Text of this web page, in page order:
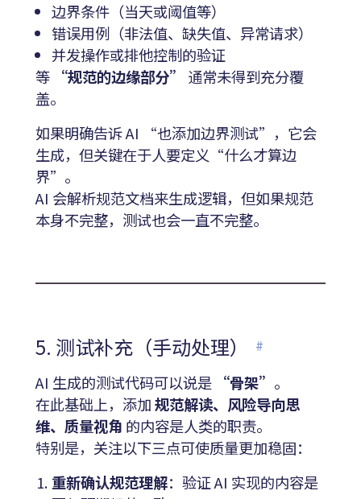
边界条件（当天或阈值等）
错误用例（非法值、缺失值、异常请求）
并发操作或排他控制的验证
等 “规范的边缘部分”
通常未得到充分覆
盖。
如果明确告诉 AI “也添加边界测试”，它会
生成，但关键在于人要定义“什么才算边
界”。
AI 会解析规范文档来生成逻辑，但如果规范
本身不完整，测试也会一直不完整。
5. 测试补充（手动处理） #
AI 生成的测试代码可以说是 “骨架” 。
在此基础上，添加规范解读、风险导向思
维、质量视角 的内容是人类的职责。
特别是，关注以下三点可使质量更加稳固：
重新确认规范理解：验证 AI 实现的内容是